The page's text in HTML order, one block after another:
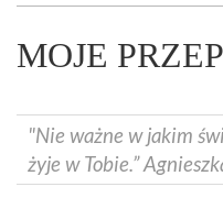
MOJE
"Nie ważne w jakim
żyje w Tobie.”